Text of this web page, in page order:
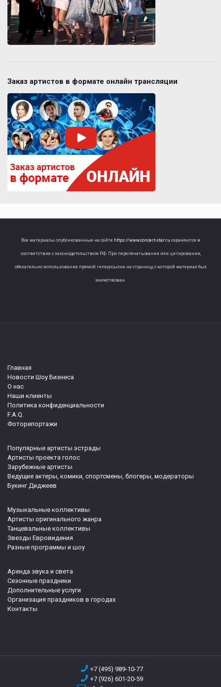
Заказ артистов в формате онлайн трансляции
Все материалы опубликованные на сайте https://www.concert-star.ru охраняются в
соответствие с законодательством РФ. При перепечатывании или цитировании,
обязательно использование прямой гиперссылки на страницу, с которой материал был
заимствован.
Главная
Новости Шоу Бизнеса
О нас
Наши клиенты
Политика конфиденциальности
F.A.Q.
Фоторепортажи
Популярные артисты эстрады
Артисты проекта голос
Зарубежные артисты
Ведущие актеры, комики, спортсмены, блогеры, модераторы
Букинг Диджеев
Музыкальные коллективы
Артисты оригинального жанра
Танцевальные коллективы
Звезды Евровидения
Разные программы и шоу
Аренда звука и света
Сезонные праздники
Дополнительные услуги
Организация праздников в городах
Контакты
+7 (495) 989-10-77
+7 (926) 601-20-59